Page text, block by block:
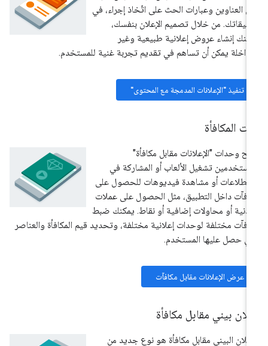
العناوين وعبارات الحث على اتّخاذ إجراء، في
من خلال تصميم الإعلان بنفسك،
إنشاء عروض إعلانية طبيعية وغير
يمكن أن تساهم في تقديم تجربة غنية للمستخدم.
تنفيذ "الإعلانات المدمجة مع المحتوى"
المكافأة
وحدات "الإعلانات مقابل مكافأة"
تشغيل الألعاب أو المشاركة في
أو مشاهدة فيديوهات للحصول على
داخل التطبيق، مثل الحصول على عملات
أو محاولات إضافية أو نقاط. يمكنك ضبط
مختلفة لوحدات إعلانية مختلفة، وتحديد قيم المكافأة والعناصر
حصل عليها المستخدم.
عرض الإعلانات مقابل مكافآت
بيني مقابل مكافأة
البيني مقابل مكافأة هو نوع جديد من